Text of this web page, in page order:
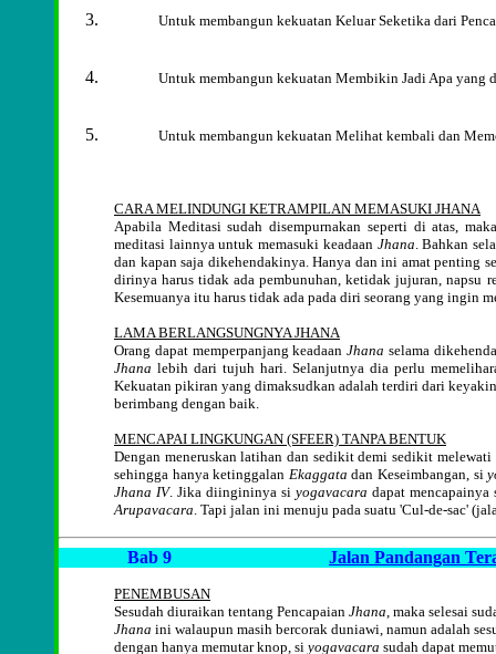
Untuk membangun kekuatan Keluar Seketika dari
Untuk membangun kekuatan Membikin Jadi Apa
Untuk membangun kekuatan Melihat kembali dan
CARA MELINDUNGI KETRAMPILAN MEMASUKI JHANA
Apabila Meditasi sudah disempurnakan seperti di atas,
meditasi lainnya untuk memasuki keadaan Jhana. Bahkan
dan kapan saja dikehendakinya. Hanya dan ini amat penting
dirinya harus tidak ada pembunuhan, ketidak jujuran, napsu
Kesemuanya itu harus tidak ada pada diri seorang yang ingin
LAMA BERLANGSUNGNYA JHANA
Orang dapat memperpanjang keadaanJhana selama
Jhana lebih dari tujuh hari. Selanjutnya dia perlu
Kekuatan pikiran yang dimaksudkan adalah terdiri dari
berimbang dengan baik.
MENCAPAI LINGKUNGAN (SFEER) TANPA BENTUK
Dengan meneruskan latihan dan sedikit demi sedikit
sehingga hanya ketinggalan Ekaggata dan Keseimbangan, si
Jhana IV. Jika diingininya si yogavacara dapat
Arupavacara. Tapi jalan ini menuju pada suatu 'Cul-de-sac'
Bab 9 Jalan Pandangan
PENEMBUSAN
Sesudah diuraikan tentang Pencapaian Jhana, maka selesai
Jhana ini walaupun masih bercorak duniawi, namun adalah
dengan hanya memutar knop, si yogavacara sudah dapat